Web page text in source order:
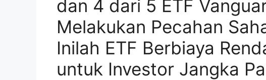
dan 4 dari 5 ETF
Melakukan Pecahan
Inilah ETF Berbiaya
untuk Investor Jangka